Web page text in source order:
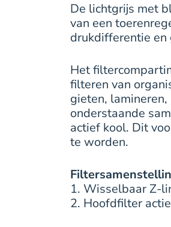
De lichtgrijs met
van een
drukdifferentie en
Het
filteren van
gieten,
onderstaande
actief kool. Dit
te worden.
1. Wisselbaar Z-
2. Hoofdfilter